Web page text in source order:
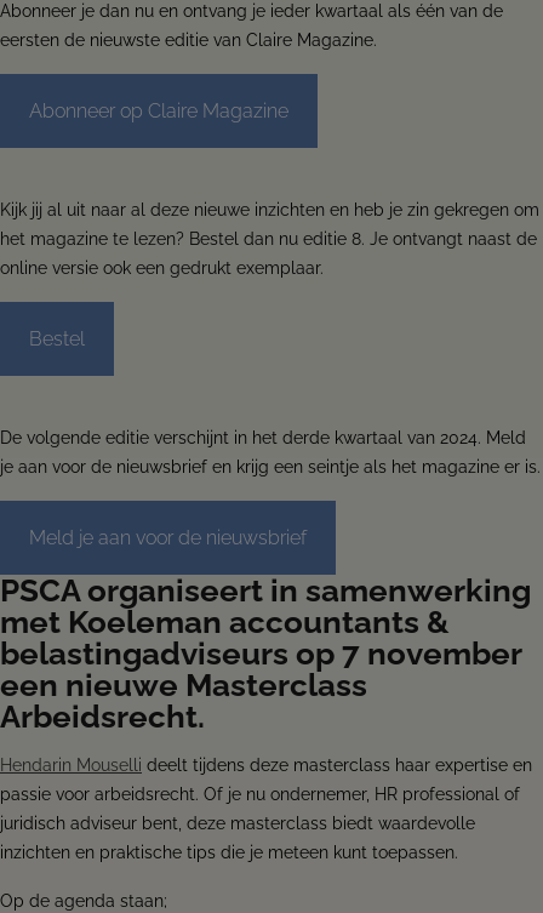
Abonneer je dan nu en ontvang je ieder kwartaal als één van de
eersten de nieuwste editie van Claire Magazine.
Abonneer op Claire Magazine
Kijk jij al uit naar al deze nieuwe inzichten en heb je zin gekregen om
het magazine te lezen? Bestel dan nu editie 8. Je ontvangt naast de
online versie ook een gedrukt exemplaar.
Bestel
De volgende editie verschijnt in het derde kwartaal van 2024. Meld
je aan voor de nieuwsbrief en krijg een seintje als het magazine er is.
Meld je aan voor de nieuwsbrief
PSCA organiseert in samenwerking
met Koeleman accountants &
belastingadviseurs op 7 november
een nieuwe Masterclass
Arbeidsrecht.
Hendarin Mouselli deelt tijdens deze masterclass haar expertise en
passie voor arbeidsrecht. Of je nu ondernemer, HR professional of
juridisch adviseur bent, deze masterclass biedt waardevolle
inzichten en praktische tips die je meteen kunt toepassen.
Op de agenda staan;